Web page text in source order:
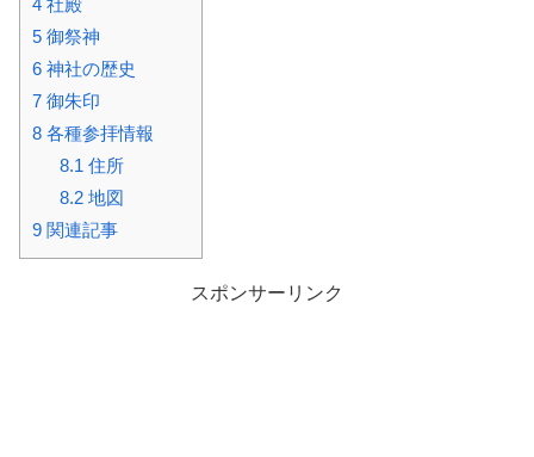
5 御祭神
6 神社の歴史
7 御朱印
8 各種参拝情報
8.1 住所
8.2地図
9 関連記事
スポンサーリンク